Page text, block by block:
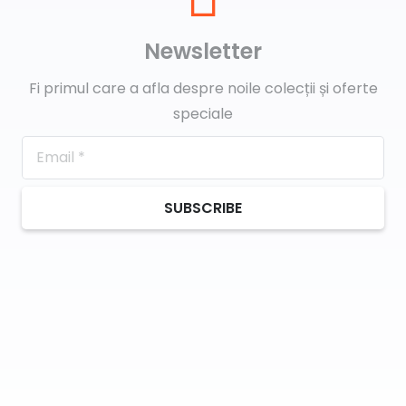
Newsletter
Fi primul care a afla despre noile colecții și oferte
speciale
SUBSCRIBE